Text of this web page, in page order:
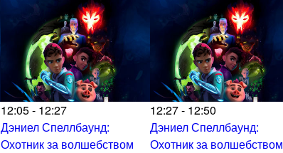
12:05 - 12:27
Дэниел Спеллбаунд:
Охотник за волшебством
12:27 - 12:50
Дэниел Спеллбаунд:
Охотник за волшебством